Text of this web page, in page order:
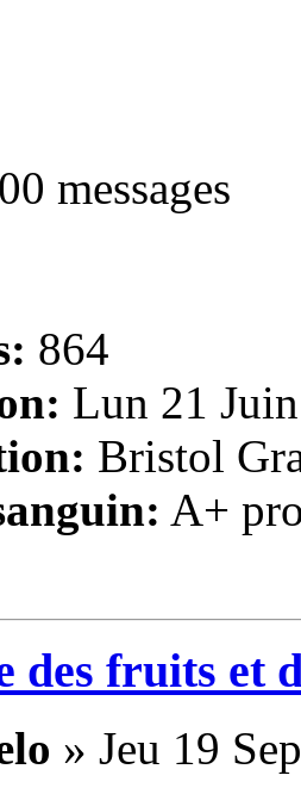
messages
864
Lun 21
Bristol
A+
des fruits et
» Jeu 19